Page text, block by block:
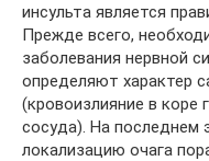
инсульта является
Прежде всего,
заболевания нервной
определяют характер
(кровоизлияние в коре
сосуда). На последнем
локализацию очага